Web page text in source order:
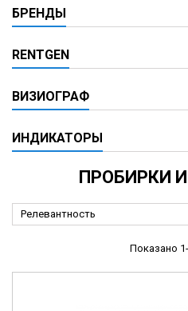
БРЕНДЫ
RENTGEN
ВИЗИОГРАФ
ИНДИКАТОРЫ
ПРОБИРКИ
Релевантность
Показано